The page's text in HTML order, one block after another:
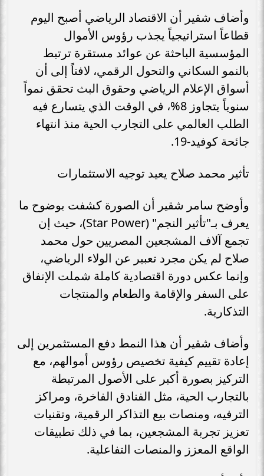
وأضاف شقير أن الاقتصاد الرياضي أصبح اليوم
قطاعاً استراتيجياً يجذب رؤوس الأموال
المؤسسية الباحثة عن عوائد مستقرة ترتبط
بالنمو السكاني والتحول الرقمي، لافتاً إلى أن
أسواق الإعلام الرياضي وحقوق البث تحقق نمواً
سنوياً يتجاوز 8%، في الوقت الذي يتسارع فيه
الطلب العالمي على التجارب الحية منذ انتهاء
جائحة كوفيد-19.
تأثير محمد صلاح يعيد توجيه الاستثمارات
وأوضح سامر شقير أن الصورة كشفت بوضوح ما
يعرف بـ"تأثير النجم" (Star Power)، حيث إن
تجمع آلاف المشجعين المصريين حول محمد
صلاح لم يكن مجرد تعبير عن الولاء الرياضي،
وإنما عكس دورة اقتصادية كاملة شملت الإنفاق
على السفر والإقامة والطعام والمنتجات
التذكارية.
وأضاف شقير أن هذا النمط دفع المستثمرين إلى
إعادة تقييم كيفية تخصيص رؤوس أموالهم، مع
التركيز بصورة أكبر على الأصول المرتبطة
بالتجارب الحية، مثل الفنادق الفاخرة، ومراكز
الترفيه، ومنصات بيع التذاكر الرقمية، وتقنيات
تعزيز تجربة المشجعين، بما في ذلك تطبيقات
الواقع المعزز والمنصات التفاعلية.